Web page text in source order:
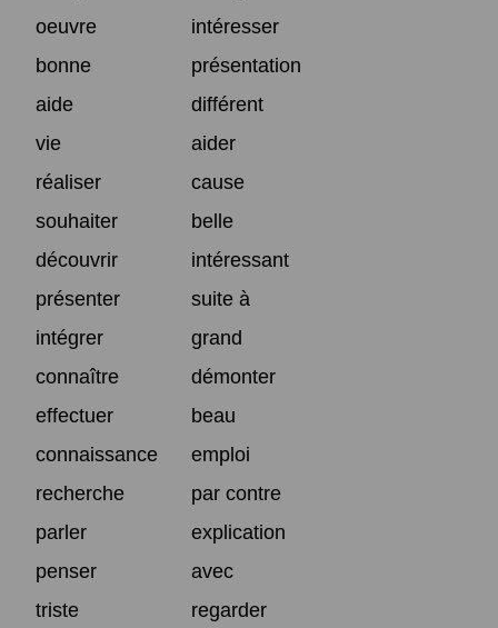
oeuvre
intéresser
bonne
présentation
aide
différent
vie
aider
réaliser
cause
souhaiter
belle
découvrir
intéressant
présenter
suite à
intégrer
grand
connaître
démonter
effectuer
beau
connaissance
emploi
recherche
par contre
parler
explication
penser
avec
triste
regarder